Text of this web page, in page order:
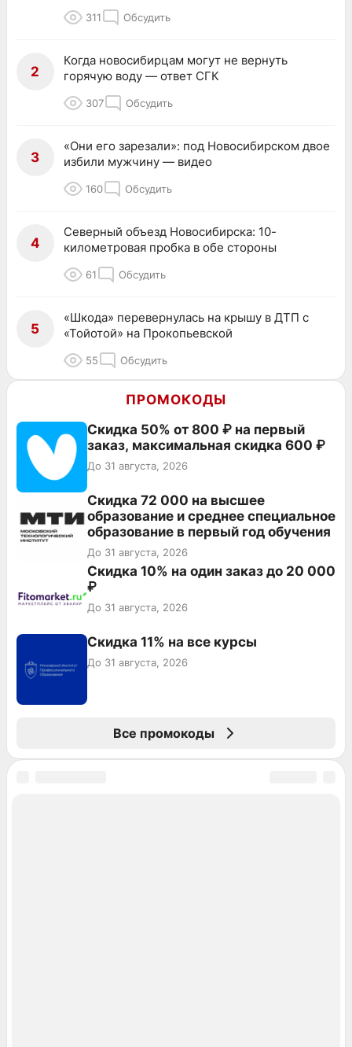
311 Обсудить
2
Когда новосибирцам могут не вернуть
горячую воду — ответ СГК
307 Обсудить
3
«Они его зарезали»: под Новосибирском двое
избили мужчину — видео
160 Обсудить
4
Северный объезд Новосибирска: 10-
километровая пробка в обе стороны
61 Обсудить
5
«Шкода» перевернулась на крышу в ДТП с
«Тойотой» на Прокопьевской
55 Обсудить
ПРОМОКОДЫ
Скидка 50% от 800 ₽ на первый
заказ, максимальная скидка 600 ₽
До 31 августа, 2026
Скидка 72 000 на высшее
образование и среднее специальное
образование в первый год обучения
До 31 августа, 2026
Скидка 10% на один заказ до 20 000
₽
До 31 августа, 2026
Скидка 11% на все курсы
До 31 августа, 2026
Все промокоды